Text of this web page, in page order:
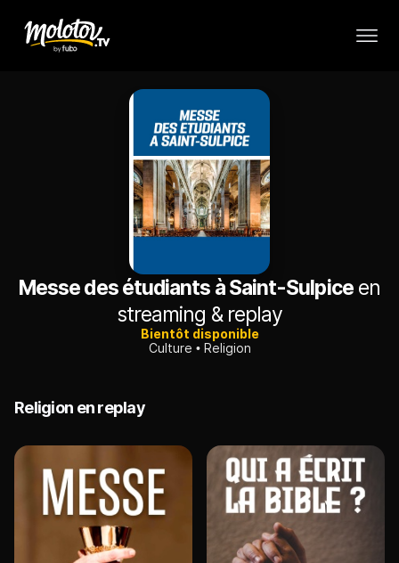
Messe des étudiants à Saint-Sulpiceen
streaming & replay
Bientôt disponible
Culture
Religion
Religion en replay